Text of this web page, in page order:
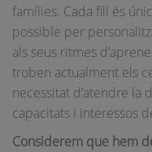
famílies. Cada fill és
possible per
als seus ritmes
troben actualment els
necessitat d’atendre la
capacitats i interessos
Considerem que hem